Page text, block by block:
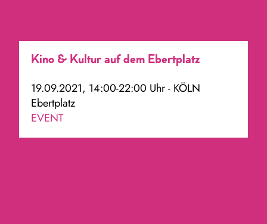
Kino & Kultur auf dem Ebertplatz
19.09.2021, 14:00-22:00 Uhr - KÖLN
Ebertplatz
EVENT